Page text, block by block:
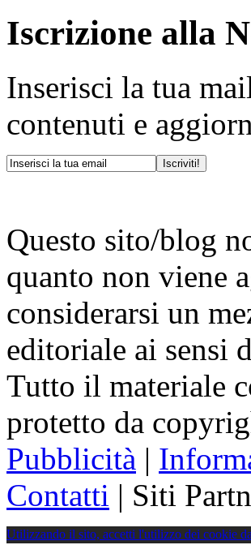
Iscrizione alla
Inserisci la tua
contenuti e
Questo sito/blog
quanto non viene
considerarsi un
editoriale ai sensi
Tutto il materiale
protetto da
Pubblicità |
Contatti | Siti
Utilizzando il sito, accetti l'utilizzo dei cookie